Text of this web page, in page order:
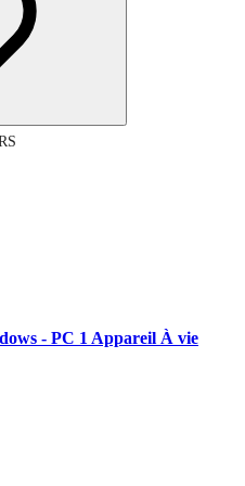
- PC 1 Appareil À vie